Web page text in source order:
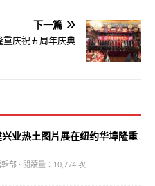
下一篇
庆祝五周年庆典
兴业热土图片展在纽约华埠隆重
部 · 閱讀量：10,774 次